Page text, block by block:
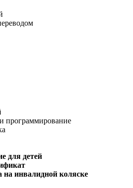
программирование
для детей
на инвалидной коляске